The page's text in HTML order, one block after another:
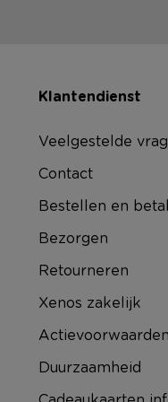
Klantendienst
Veelgestelde
Contact
Bestellen en
Bezorgen
Retourneren
Xenos zakelijk
Actievoorwaarden
Duurzaamheid